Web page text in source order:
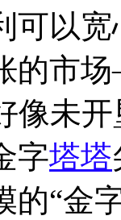
可以
的市
像未
字塔塔
的“金